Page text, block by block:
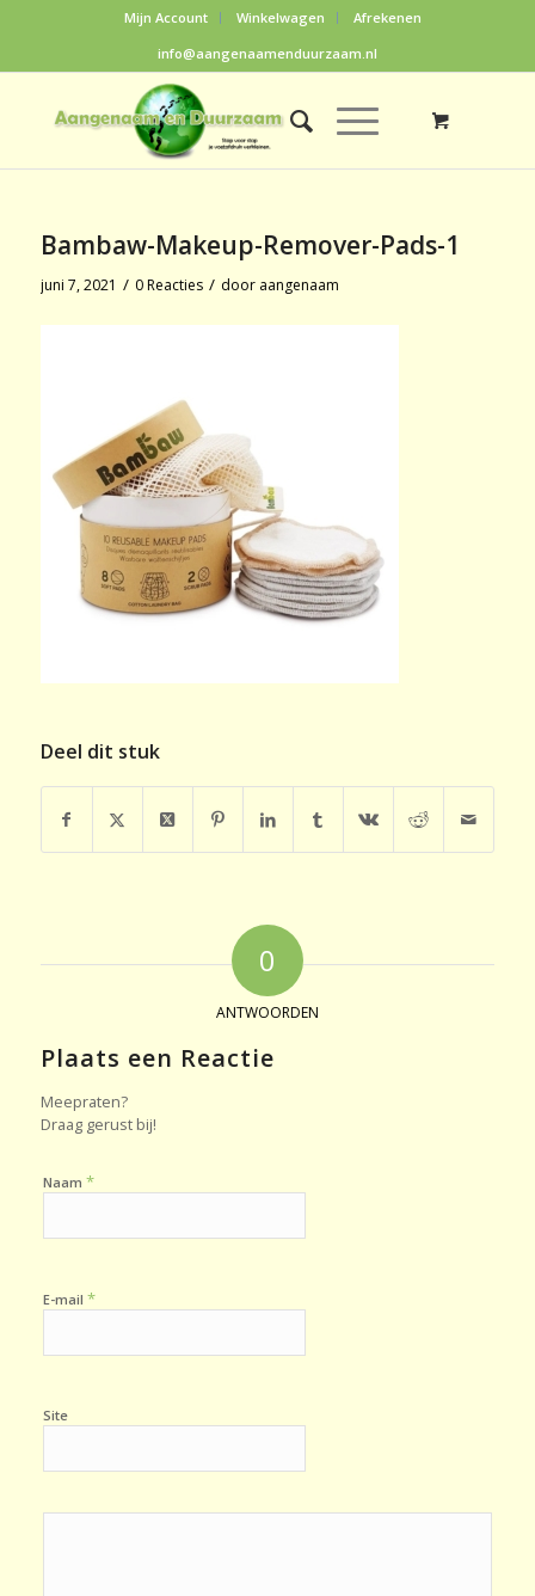
Mijn Account Winkelwagen
Afrekenen
info@aangenaamenduurzaam.nl
Bambaw-Makeup-Remover-Pads-1
juni 7, 2021 / 0 Reacties / door aangenaam
Deel dit stuk
0
ANTWOORDEN
Plaats een Reactie
Meepraten?
Draag gerust bij!
Naam *
E-mail *
Site